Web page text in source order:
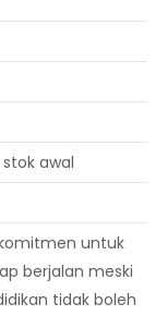
awal
untuk
berjalan meski
tidak boleh